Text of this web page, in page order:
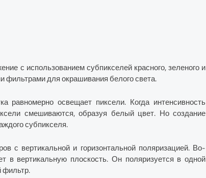
с использованием субпикселей красного, зеленого и
фильтрами для окрашивания белого света.
освещает пиксели. Когда интенсивность
смешиваются, образуя белый цвет. Но создание
субпикселя.
вертикальной и горизонтальной поляризацией. Во-
в вертикальную плоскость. Он поляризуется в одной
фильтр.